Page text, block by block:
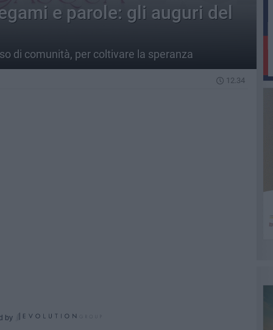
e parole: gli auguri del
di comunità, per coltivare la speranza
12.34
by